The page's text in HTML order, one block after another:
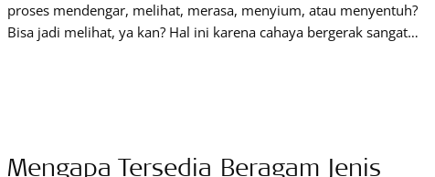
proses mendengar, melihat, merasa, menyium, atau menyentuh?
Bisa jadi melihat, ya kan? Hal ini karena cahaya bergerak sangat
Mengapa Tersedia Beragam Jenis